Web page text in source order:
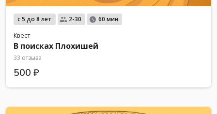
с 5 до 8 лет 2-30 60 мин
Квест
В поисках Плохишей
33 отзыва
500 ₽